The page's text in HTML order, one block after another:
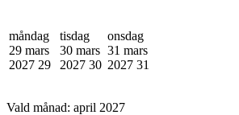
måndag
29 mars
2027 29
tisdag
30 mars
2027 30
onsdag
31 mars
2027 31
Vald månad: april 2027